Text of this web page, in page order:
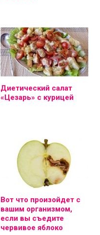
Диетический салат
«Цезарь» с курицей
Вот что произойдет с
вашим организмом,
если вы съедите
червивое яблоко